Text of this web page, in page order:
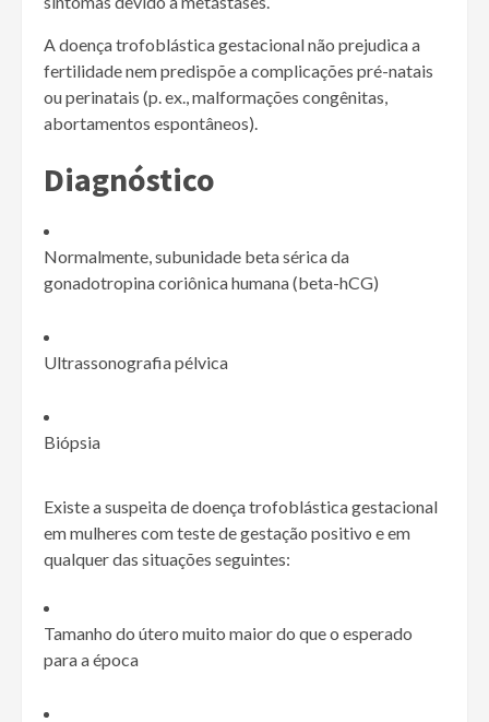
A doença trofoblástica gestacional não prejudica a
fertilidade nem predispõe a complicações pré-natais
ou perinatais (p. ex., malformações congênitas,
abortamentos espontâneos).
Diagnóstico
Normalmente, subunidade beta sérica da
gonadotropina coriônica humana (beta-hCG)
Ultrassonografia pélvica
Biópsia
Existe a suspeita de doença trofoblástica gestacional
em mulheres com teste de gestação positivo e em
qualquer das situações seguintes:
Tamanho do útero muito maior do que o esperado
para a época